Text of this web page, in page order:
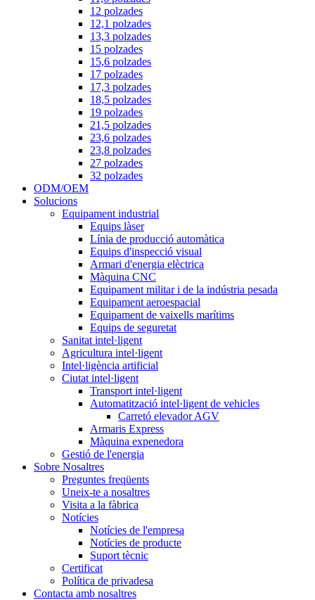
12 polzades
12,1 polzades
13,3 polzades
15 polzades
15,6 polzades
17 polzades
17,3 polzades
18,5 polzades
19 polzades
21,5 polzades
23,6 polzades
23,8 polzades
27 polzades
32 polzades
ODM/OEM
Solucions
Equipament industrial
Equips làser
Línia de producció automàtica
Equips d'inspecció visual
Armari d'energia elèctrica
Màquina CNC
Equipament militar i de la indústria pesada
Equipament aeroespacial
Equipament de vaixells marítims
Equips de seguretat
Sanitat intel·ligent
Agricultura intel·ligent
Intel·ligència artificial
Ciutat intel·ligent
Transport intel·ligent
Automatització intel·ligent de vehicles
Carretó elevador AGV
Armaris Express
Màquina expenedora
Gestió de l'energia
Sobre Nosaltres
Preguntes freqüents
Uneix-te a nosaltres
Visita a la fàbrica
Notícies
Notícies de l'empresa
Notícies de producte
Suport tècnic
Certificat
Política de privadesa
Contacta amb nosaltres